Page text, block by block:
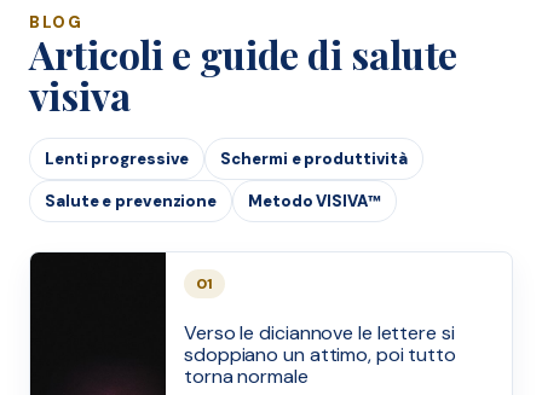
BLOG
Articoli e guide di salute
visiva
Lenti progressive Schermi e produttività
Salute e prevenzione Metodo VISIVA™
01
Verso le diciannove le lettere si
sdoppiano un attimo, poi tutto
torna normale